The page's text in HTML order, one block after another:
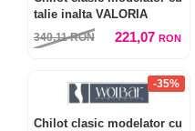
talie inalta VALORIA
340,11RON 221,07 RON
-35%
Chilot clasic modelator cu